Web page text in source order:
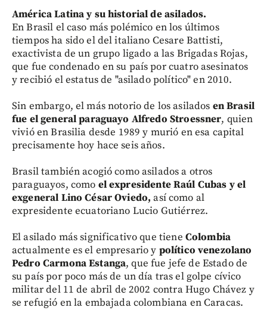
América Latina y su historial de asilados.
En Brasil el caso más polémico en los últimos
tiempos ha sido el del italiano Cesare Battisti,
exactivista de un grupo ligado a las Brigadas Rojas,
que fue condenado en su país por cuatro asesinatos
y recibió el estatus de "asilado político" en 2010.
Sin embargo, el más notorio de los asilados en Brasil
fue el general paraguayo Alfredo Stroessner, quien
vivió en Brasilia desde 1989 y murió en esa capital
precisamente hoy hace seis años.
Brasil también acogió como asilados a otros
paraguayos, como el expresidente Raúl Cubas y el
exgeneral Lino César Oviedo, así como al
expresidente ecuatoriano Lucio Gutiérrez.
El asilado más significativo que tiene Colombia
actualmente es el empresario y político venezolano
Pedro Carmona Estanga, que fue jefe de Estado de
su país por poco más de un día tras el golpe cívico
militar del 11 de abril de 2002 contra Hugo Chávez y
se refugió en la embajada colombiana en Caracas.